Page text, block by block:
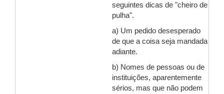
seguintes dicas de "cheiro de
pulha".
a) Um pedido desesperado
de que a coisa seja mandada
adiante.
b) Nomes de pessoas ou de
instituições, aparentemente
sérios, mas que não podem